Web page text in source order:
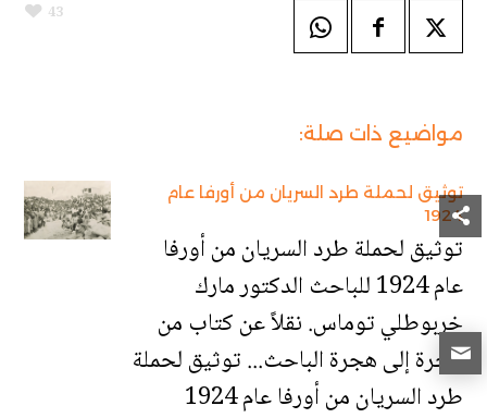
43
مواضيع ذات صلة:
توثيق لحملة طرد السريان من أورفا عام
1924
توثيق لحملة طرد السريان من أورفا
عام 1924 للباحث الدكتور مارك
خربوطلي توماس. نقلاً عن كتاب من
هجرة إلى هجرة الباحث... توثيق لحملة
طرد السريان من أورفا عام 1924